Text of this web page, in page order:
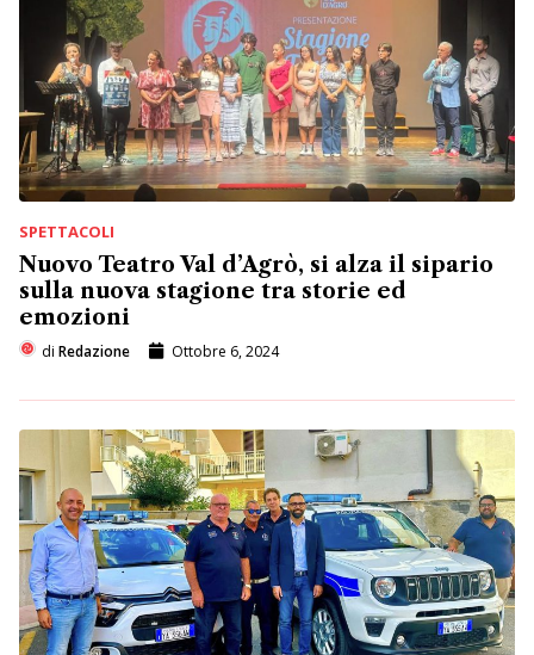
SPETTACOLI
Nuovo Teatro Val d’Agrò, si alza il sipario
sulla nuova stagione tra storie ed
emozioni
di Redazione Ottobre 6, 2024